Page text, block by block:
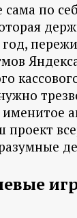
сама по
проект